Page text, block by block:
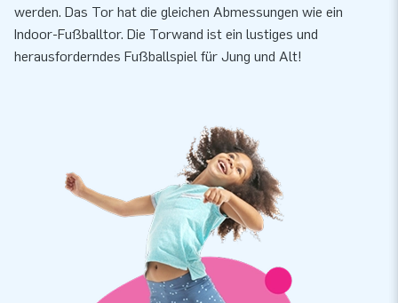
werden. Das Tor hat die gleichen Abmessungen wie ein
Indoor-Fußballtor. Die Torwand ist ein lustiges und
herausforderndes Fußballspiel für Jung und Alt!